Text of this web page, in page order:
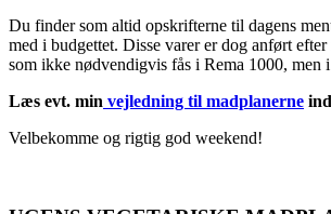
Du finder som altid opskrifterne til dagens
med i budgettet. Disse varer er dog anført
som ikke nødvendigvis fås i Rema 1000, men
Læs evt. min vejledning til madplanerne
Velbekomme og rigtig god weekend!